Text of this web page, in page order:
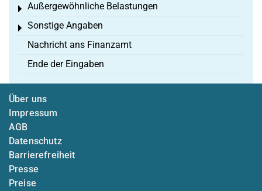
Außergewöhnliche Belastungen
Toggle menu
Sonstige Angaben
Toggle menu
Nachricht ans Finanzamt
Ende der Eingaben
Über uns
Impressum
AGB
Datenschutz
Barrierefreiheit
Presse
Preise